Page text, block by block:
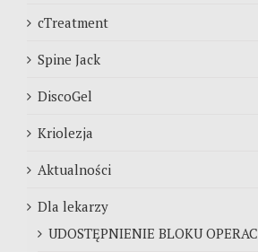
cTreatment
Spine Jack
DiscoGel
Kriolezja
Aktualności
Dla lekarzy
UDOSTĘPNIENIE BLOKU